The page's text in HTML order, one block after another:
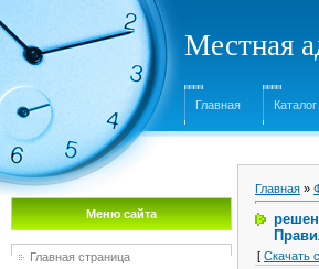
Местная
Главная
Меню сайта
Главная страница
Главная »
[ Скачать